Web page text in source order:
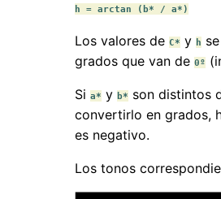
h = arctan (b* / a*)
Los valores de C* y h
grados que van de 0º
Si a* y b* son distintos
convertirlo en grados,
es negativo.
Los tonos